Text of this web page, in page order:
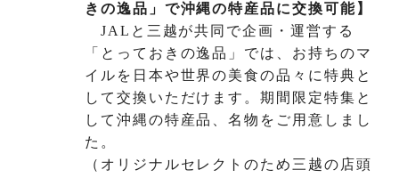
きの逸品」で沖縄の特産品に交換可能】
JALと三越が共同で企画・運営する
「とっておきの逸品」では、お持ちのマ
イルを日本や世界の美食の品々に特典と
して交換いただけます。期間限定特集と
して沖縄の特産品、名物をご用意しまし
た。
（オリジナルセレクトのため三越の店頭